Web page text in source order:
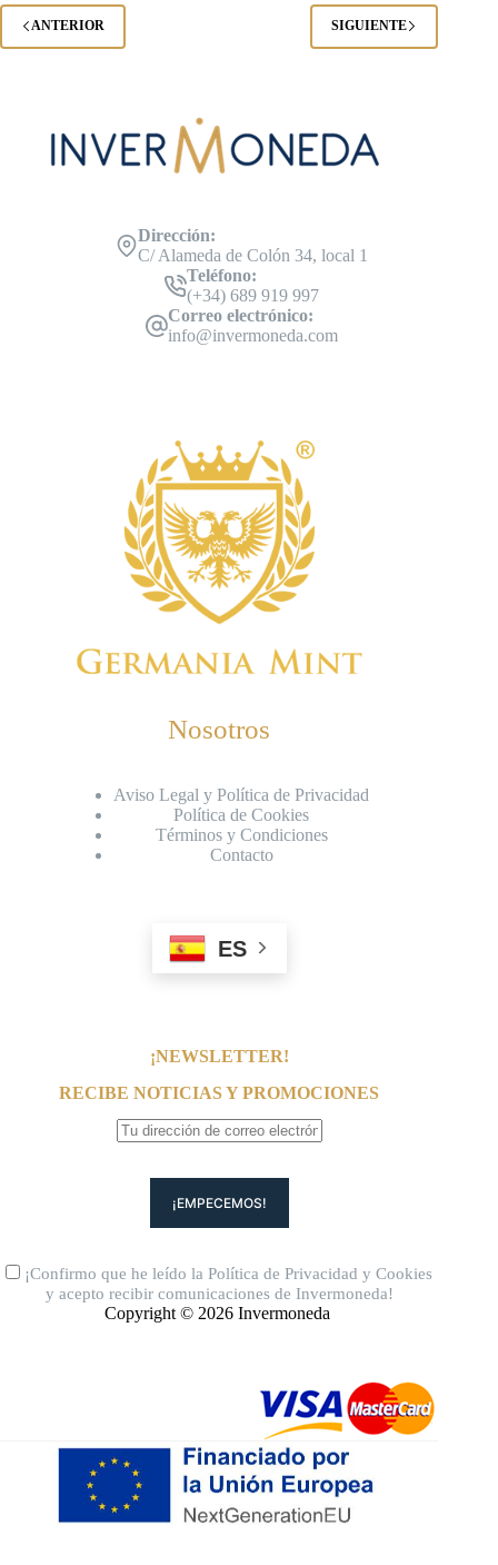
ANTERIOR SIGUIENTE
Dirección:
C/ Alameda de Colón 34, local 1
Teléfono:
(+34) 689 919 997
Correo electrónico:
info@invermoneda.com
Nosotros
Aviso Legal y Política de Privacidad
Política de Cookies
Términos y Condiciones
Contacto
ES
¡NEWSLETTER!
RECIBE NOTICIAS Y PROMOCIONES
¡Confirmo que he leído laPolítica de Privacidad yCookies
y acepto recibir comunicaciones de Invermoneda!
Copyright © 2026 Invermoneda